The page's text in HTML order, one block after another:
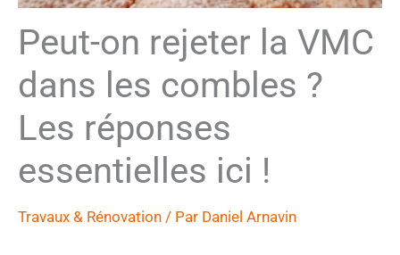
Peut-on rejeter la VMC
dans les combles ?
Les réponses
essentielles ici !
Travaux & Rénovation / Par Daniel Arnavin